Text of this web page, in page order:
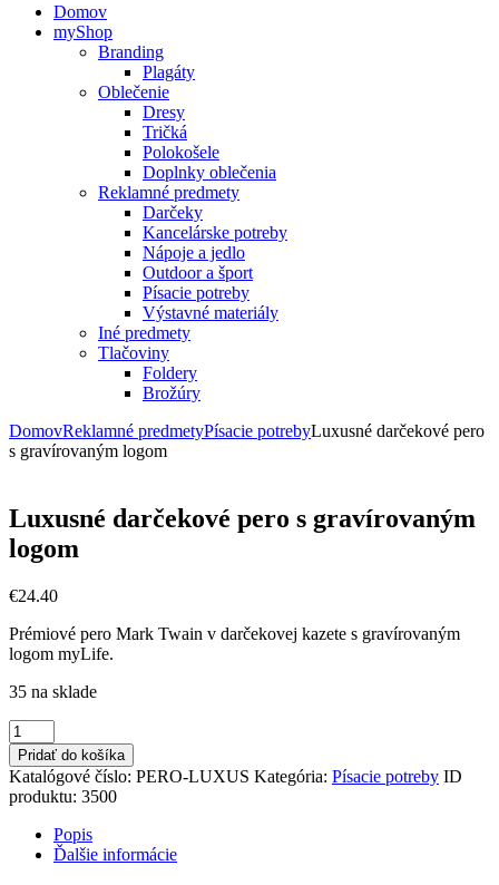
Domov
myShop
Branding
Plagáty
Oblečenie
Dresy
Tričká
Polokošele
Doplnky oblečenia
Reklamné predmety
Darčeky
Kancelárske potreby
Nápoje a jedlo
Outdoor a šport
Písacie potreby
Výstavné materiály
Iné predmety
Tlačoviny
Foldery
Brožúry
DomovReklamné predmetyPísacie potrebyLuxusné darčekové pero
s gravírovaným logom
Luxusné darčekové pero s gravírovaným
logom
€24.40
Prémiové pero Mark Twain v darčekovej kazete s gravírovaným
logom myLife.
35 na sklade
množstvo
Luxusné
darčekové
pero
s
gravírovaným
logom
Pridať do košíka
Katalógové číslo: PERO-LUXUS Kategória: Písacie potreby ID
produktu: 3500
Popis
Ďalšie informácie